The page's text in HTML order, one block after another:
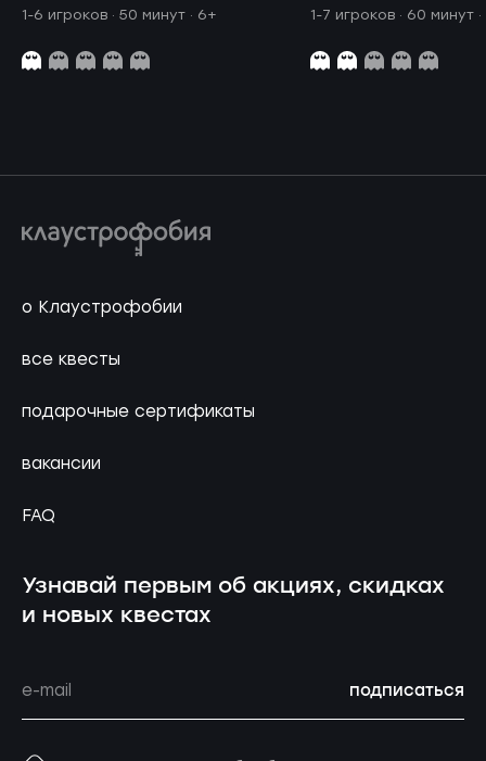
1-6 игроков · 50 минут · 6+ 1-7 игроков · 60 минут
о Клаустрофобии
все квесты
подарочные сертификаты
вакансии
FAQ
Узнавай первым об акциях, скидках
и новых квестах
подписаться